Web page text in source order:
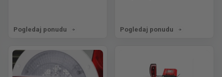
Pogledaj ponudu Pogledaj ponudu